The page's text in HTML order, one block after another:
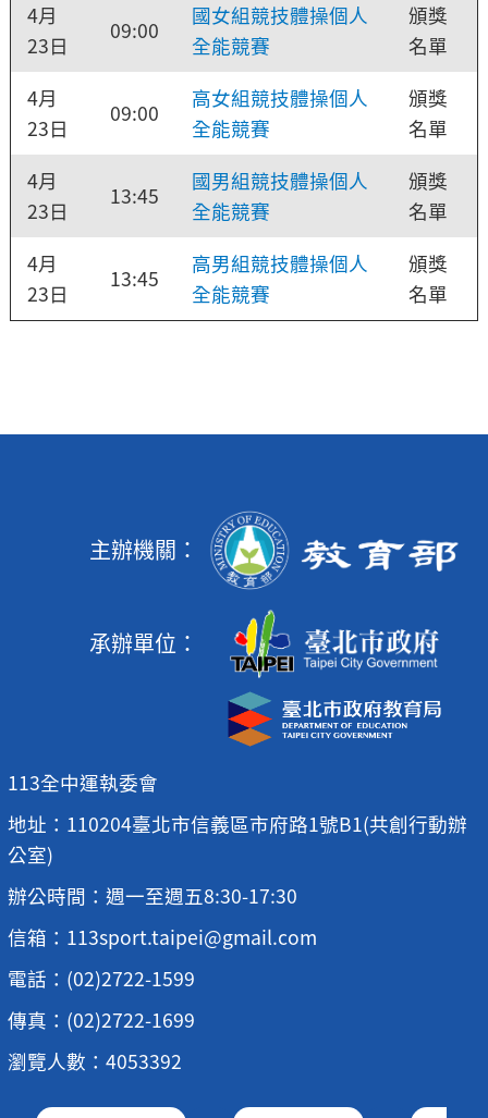
4月
23日
09:00
國女組競技體操個人
全能競賽
頒獎
名單
4月
23日
09:00
高女組競技體操個人
全能競賽
頒獎
名單
4月
23日
13:45
國男組競技體操個人
全能競賽
頒獎
名單
4月
23日
13:45
高男組競技體操個人
全能競賽
頒獎
名單
主辦機關：
承辦單位：
113全中運執委會
地址：110204臺北市信義區市府路1號B1(共創行動辦
公室)
辦公時間：週一至週五8:30-17:30
信箱：113sport.taipei@gmail.com
電話：(02)2722-1599
傳真：(02)2722-1699
瀏覽人數：4053392